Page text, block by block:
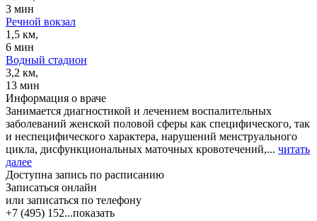
3 мин
Речной вокзал
1,5 км,
6 мин
Водный стадион
3,2 км,
13 мин
Информация о враче
Занимается диагностикой и лечением воспалительных
заболеваний женской половой сферы как специфического, так
и неспецифического характера, нарушений менструального
цикла, дисфункциональных маточных кровотечений,... читать
далее
Доступна запись по расписанию
Записаться онлайн
или записаться по телефону
+7 (495) 152...показать